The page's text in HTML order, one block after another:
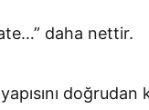
daha nettir.
doğrudan